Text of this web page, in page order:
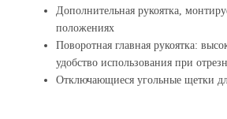
Дополнительная рукоятка,
положениях
Поворотная главная рукоятка:
удобство использования при
Отключающиеся угольные щетки